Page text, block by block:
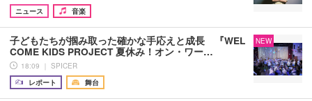
ニュース
音楽
子どもたちが掴み取った確かな手応えと成長 『WEL
COME KIDS PROJECT 夏休み！オン・ワー…
18:09 ｜ SPICER
レポート
舞台
NEW